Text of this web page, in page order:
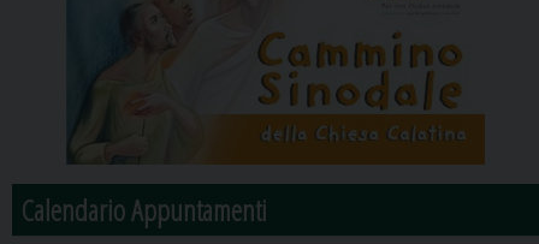
Calendario Appuntamenti